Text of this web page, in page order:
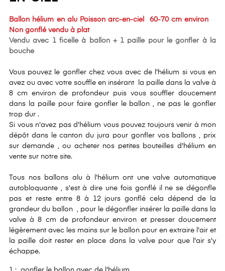
Ballon hélium en alu Poisson arc-en-ciel 60-70 cm environ
Non gonflé vendu à plat
Vendu avec 1 ficelle à ballon + 1 paille pour le gonfler à la
bouche
Vous pouvez le gonfler chez vous avec de l'hélium si vous en
avez ou avec votre souffle en insérant la paille dans la valve à
8 cm environ de profondeur puis vous souffler doucement
dans la paille pour faire gonfler le ballon , ne pas le gonfler
trop dur .
Si vous n'avez pas d'hélium vous pouvez toujours venir à mon
dépôt dans le canton du jura pour gonfler vos ballons , prix
sur demande , ou acheter nos petites bouteilles d'hélium en
vente sur notre site.
Tous nos ballons alu à l'hélium ont une valve automatique
autobloquante , s'est à dire une fois gonflé il ne se dégonfle
pas et reste entre 8 à 12 jours gonflé cela dépend de la
grandeur du ballon , pour le dégonfler insérer la paille dans la
valve à 8 cm de profondeur environ et presser doucement
légèrement avec les mains sur le ballon pour en extraire l'air et
la paille doit rester en place dans la valve pour que l'air s'y
échappe.